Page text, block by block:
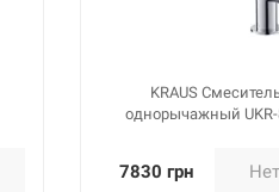
KRAUS
однорычажный UKR-
7830 грн